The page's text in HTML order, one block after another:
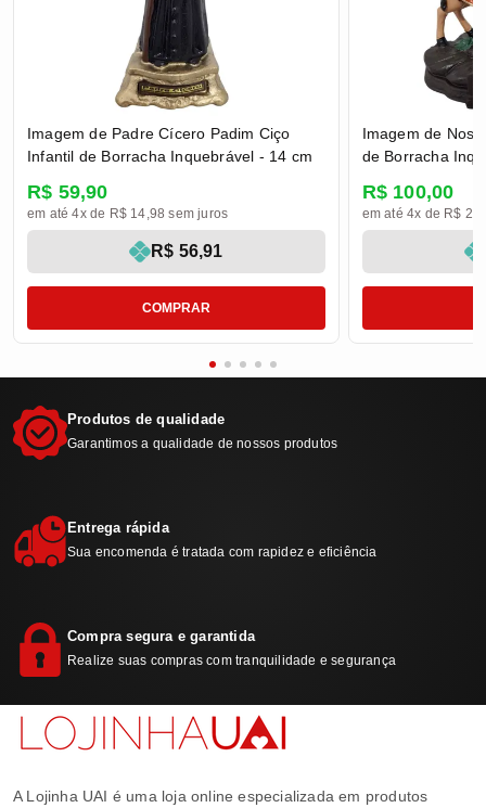
Imagem de Padre Cícero Padim Ciço
Infantil de Borracha Inquebrável - 14 cm
R$ 59,90
R$ 56,91
em até 4x de R$ 14,98 sem juros
COMPRAR
Imagem de
de Borracha
R$ 100,00
em até 4x de R$
Produtos de qualidade
Garantimos a qualidade de nossos produtos
Entrega rápida
Sua encomenda é tratada com rapidez e eficiência
Compra segura e garantida
Realize suas compras com tranquilidade e segurança
A Lojinha UAI é uma loja online especializada em produtos